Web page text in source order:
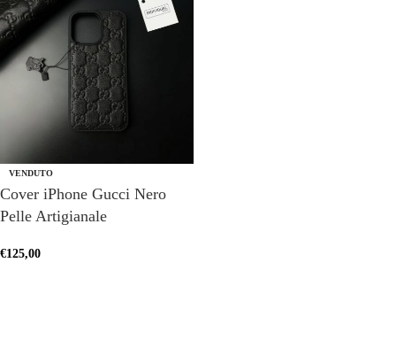
VENDUTO
Cover iPhone Gucci Nero
Pelle Artigianale
€125,00